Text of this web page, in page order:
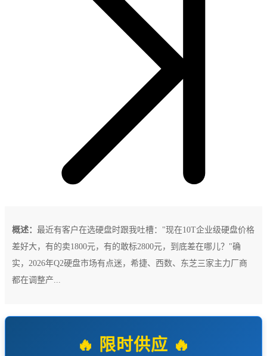
概述： 最近有客户在选硬盘时跟我吐槽："现在10T企业级硬盘价格
差好大，有的卖1800元，有的敢标2800元，到底差在哪儿？"确
实，2026年Q2硬盘市场有点迷，希捷、西数、东芝三家主力厂商
都在调整产...
🔥 限时供应 🔥